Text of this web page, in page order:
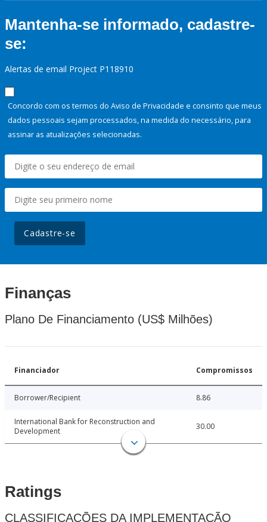
Mantenha-se informado, cadastre-
se:
Alertas de email Project P118910
Concordo com os termos do Aviso de Privacidade e consinto que meus
dados pessoais sejam processados, na medida do necessário, para
assinar as atualizações selecionadas.
Cadastre-se
Finanças
Plano De Financiamento (US$ Milhões)
Financiador Compromissos
Borrower/Recipient 8.86
International Bank for Reconstruction and
Development
30.00
Ratings
CLASSIFICAÇÕES DA IMPLEMENTAÇÃO